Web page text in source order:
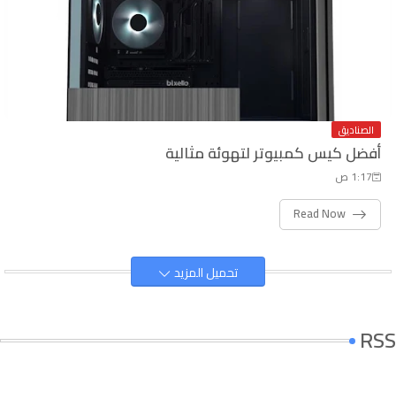
الصناديق
أفضل كيس كمبيوتر لتهوئة مثالية
1:17 ص
Read Now
تحميل المزيد
RSS